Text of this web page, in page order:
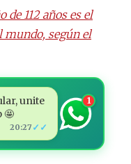
de 112 años es el
mundo, según el
unite
🤩
20:27 ✓✓
1